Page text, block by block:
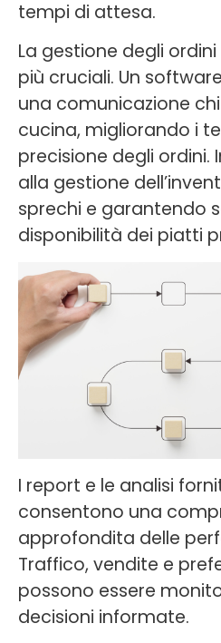
tempi di attesa.
La gestione degli
più cruciali. Un
una comunicazione
cucina, migliorando i
precisione degli ordini.
alla gestione
sprechi e garantendo
disponibilità dei piatti
I report e le analisi
consentono una
approfondita delle
Traffico, vendite e
possono essere
decisioni informate.